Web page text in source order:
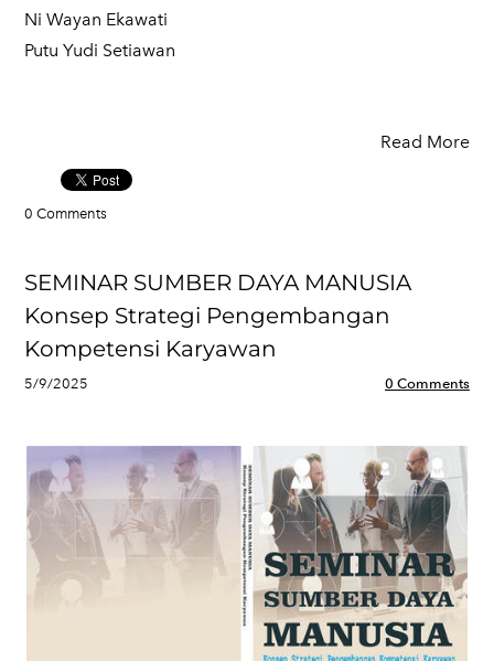
Ni Wayan Ekawati
Putu Yudi Setiawan
Read More
0 Comments
SEMINAR SUMBER DAYA MANUSIA
Konsep Strategi Pengembangan
Kompetensi Karyawan
5/9/2025 0 Comments